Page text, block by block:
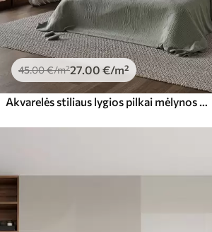
45.00€/m²27.00 €/m²
Akvarelės stiliaus lygios pilkai mėlynos spalvos bangos